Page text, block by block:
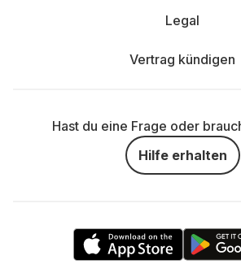
Legal
Vertrag kündigen
Hast du eine Frage oder
Hilfe erhalten